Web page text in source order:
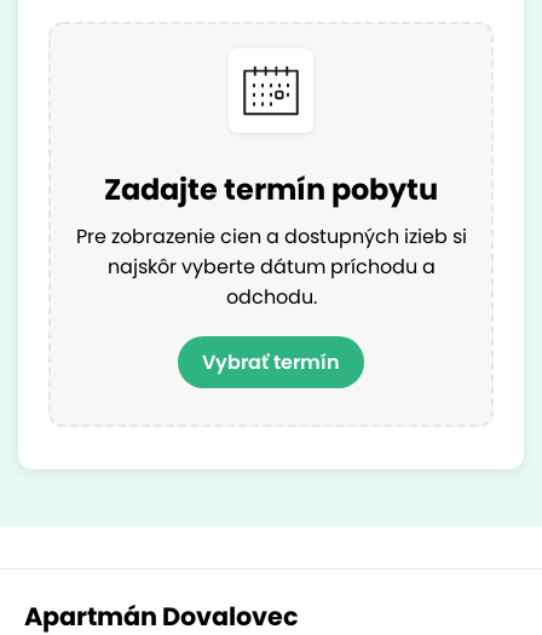
Zadajte termín pobytu
Pre zobrazenie cien a dostupných izieb si
najskôr vyberte dátum príchodu a
odchodu.
Vybrať termín
Apartmán Dovalovec